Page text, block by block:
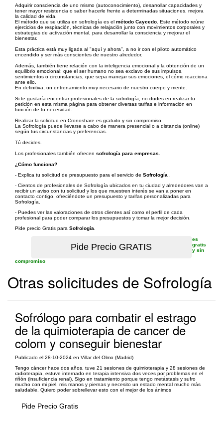
Adquirir consciencia de uno mismo (autoconocimiento), desarrollar capacidades y
tener mayor resistencia o saber hacerle frente a determinadas situaciones, mejora
la calidad de vida.
El método que se utiliza en sofrología es el método Caycedo . Este método reúne
ejercicios de respiración, técnicas de relajación junto con movimientos corporales y
estrategias de activación mental, para desarrollar la consciencia y mejorar el
bienestar.
Esta práctica está muy ligada al "aquí y ahora", a no ir con el piloto automático
encendido y ser más conscientes de nuestro alrededor.
Además, también tiene relación con la inteligencia emocional y la obtención de un
equilibrio emocional; que el ser humano no sea exclavo de sus impulsos,
sentimientos o circunstancias, que sepa manejar sus emociones, el cómo reacciona
ante ello.
En definitiva, un entrenamiento muy necesario de nuestro cuerpo y mente.
Si te gustaría encontrar profesionales de la sofrología, no dudes en realizar tu
petición en esta misma página para obtener diversas tarifas e información en
función de tu necesidad.
Realizar la solicitud en Cronoshare es gratuito y sin compromiso.
La Sofrología puede llevarse a cabo de manera presencial o a distancia (online)
según tus circunstancias y preferencias.
Tú decides.
Los profesionales también ofrecen sofrología para empresas
¿Cómo funciona?
- Explica tu solicitud de presupuesto para el servicio de Sofrología
- Cientos de profesionales de Sofrología ubicados en tu ciudad y alrededores van a
recibir un aviso con tu solicitud y los que muestren interés se van a poner en
contacto contigo, ofreciéndote un presupuesto y tarifas personalizadas para
Sofrología.
- Puedes ver las valoraciones de otros clientes así como el perfil de cada
profesional para poder comparar los presupuestos y tomar la mejor decisión.
Pide precio Gratis para Sofrología
es
gratis
y sin
compromiso
Otras solicitudes de Sofrología
Sofrólogo para combatir el estrago
de la quimioterapia de cancer de
colom y conseguir bienestar
Publicado el 28-10-2024 en Villar del Olmo (Madrid)
Tengo cáncer hace dos años, tuve 21 sesiones de quimioterapia y 28 sesiones de
radioterapia, estuve internado en terapia intensiva dos veces por problemas en el
riñón (insuficiencia renal). Sigo en tratamiento porque tengo metástasis y sufro
mucho con mi piel, mis manos y piernas y necesito un estado mental mucho más
saludable. Quiero poder sobrellevar esto con el mejor de los ánimos
Pide Precio Gratis